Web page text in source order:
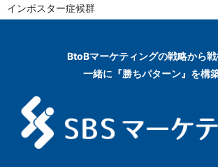
インポスター症候群
BtoBマーケティングの戦略から
一緒に『勝ちパターン』を構